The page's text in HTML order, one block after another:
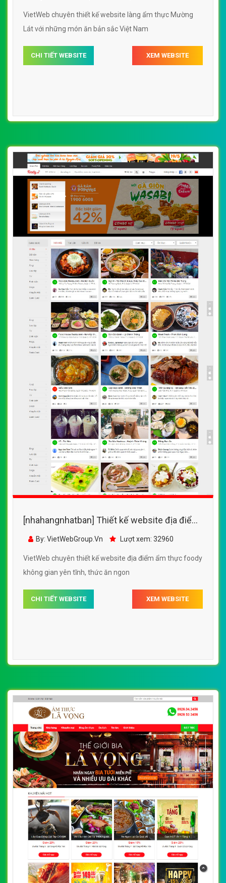
VietWeb chuyên thiết kế website làng ẩm thực Mường
Lát với những món ăn bản sắc Việt Nam
CHI TIẾT WEBSITE XEM WEBSITE
[nhahangnhatban] Thiết kế website địa điểm
ẩm thực foody đẹp SEO nhanh hiệu quả
By: VietWebGroup.Vn Lượt xem: 32960
VietWeb chuyên thiết kế website địa điểm ẩm thực foody
không gian yên tĩnh, thức ăn ngon
CHI TIẾT WEBSITE XEM WEBSITE